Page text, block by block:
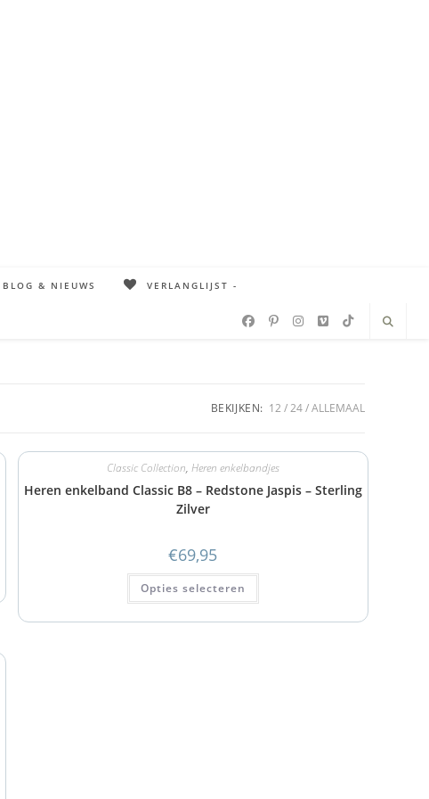
BLOG & NIEUWS VERLANGLIJST -
BEKIJKEN: 12 24 ALLEMAAL
Classic Collection, Heren enkelbandjes
Heren enkelband Classic B8 – Redstone Jaspis – Sterling
Zilver
€69,95
Opties selecteren